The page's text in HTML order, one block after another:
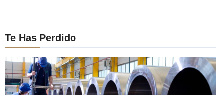
Te Has Perdido